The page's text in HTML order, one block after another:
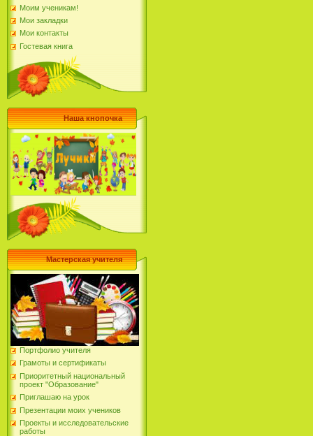
Моим ученикам!
Мои закладки
Мои контакты
Гостевая книга
Наша кнопочка
Мастерская учителя
Портфолио учителя
Грамоты и сертификаты
Приоритетный национальный
проект "Образование"
Приглашаю на урок
Презентации моих учеников
Проекты и исследовательские
работы